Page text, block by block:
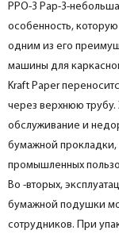
PPO-3 Pap-3-
особенность,
одним из его
машины для
Kraft Paper
через верхнюю трубу.
обслуживание и
бумажной прокладки,
промышленных
Во -вторых,
бумажной подушки
сотрудников. При